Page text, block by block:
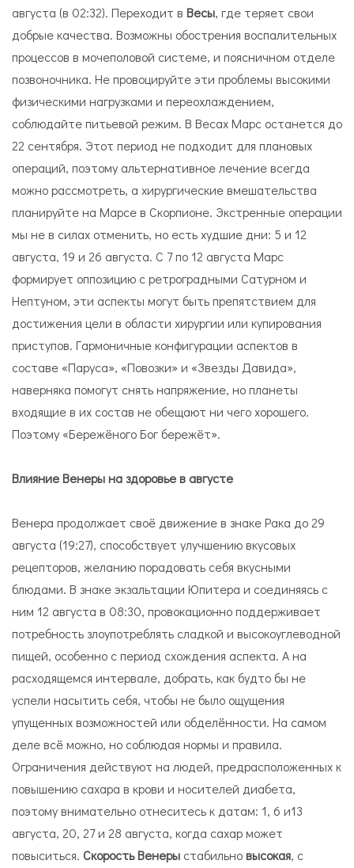
августа (в 02:32). Переходит в Весы, где теряет свои
добрые качества. Возможны обострения воспалительных
процессов в мочеполовой системе, и поясничном отделе
позвоночника. Не провоцируйте эти проблемы высокими
физическими нагрузками и переохлаждением,
соблюдайте питьевой режим. В Весах Марс останется до
22 сентября. Этот период не подходит для плановых
операций, поэтому альтернативное лечение всегда
можно рассмотреть, а хирургические вмешательства
планируйте на Марсе в Скорпионе. Экстренные операции
мы не в силах отменить, но есть худшие дни: 5 и 12
августа, 19 и 26 августа. С 7 по 12 августа Марс
формирует оппозицию с ретроградными Сатурном и
Нептуном, эти аспекты могут быть препятствием для
достижения цели в области хирургии или купирования
приступов. Гармоничные конфигурации аспектов в
составе «Паруса», «Повозки» и «Звезды Давида»,
наверняка помогут снять напряжение, но планеты
входящие в их состав не обещают ни чего хорошего.
Поэтому «Бережёного Бог бережёт».
Влияние Венеры на здоровье в августе
Венера продолжает своё движение в знаке Рака до 29
августа (19:27), способствует улучшению вкусовых
рецепторов, желанию порадовать себя вкусными
блюдами. В знаке экзальтации Юпитера и соединяясь с
ним 12 августа в 08:30, провокационно поддерживает
потребность злоупотреблять сладкой и высокоуглеводной
пищей, особенно с период схождения аспекта. А на
расходящемся интервале, добрать, как будто бы не
успели насытить себя, чтобы не было ощущения
упущенных возможностей или обделённости. На самом
деле всё можно, но соблюдая нормы и правила.
Ограничения действуют на людей, предрасположенных к
повышению сахара в крови и носителей диабета,
поэтому внимательно отнеситесь к датам: 1, 6 и13
августа, 20, 27 и 28 августа, когда сахар может
повыситься. Скорость Венеры стабильновысокая, с